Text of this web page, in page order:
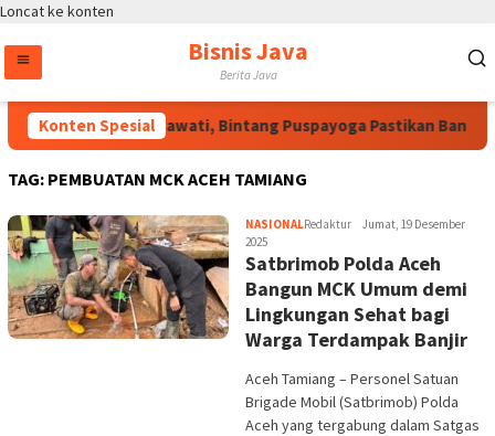
Loncat ke konten
Bisnis Java
Berita Java
Konten Spesial
Atas Arahan Megawati, Bintang Puspayoga Pastikan Bang
TAG: PEMBUATAN MCK ACEH TAMIANG
NASIONALRedaktur
Jumat, 19 Desember
2025
Satbrimob Polda Aceh
Bangun MCK Umum demi
Lingkungan Sehat bagi
Warga Terdampak Banjir
Aceh Tamiang – Personel Satuan
Brigade Mobil (Satbrimob) Polda
Aceh yang tergabung dalam Satgas